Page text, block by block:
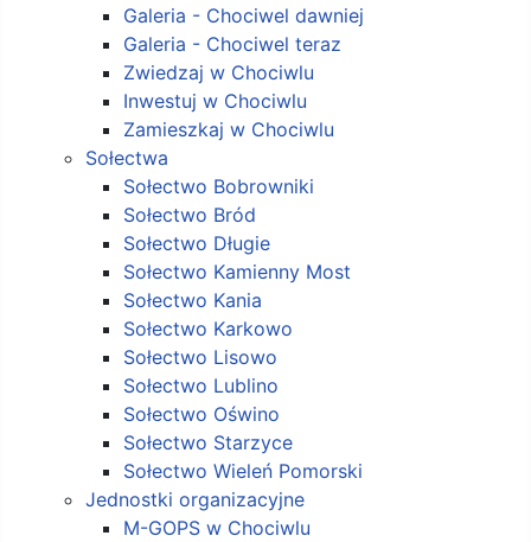
Galeria - Chociwel dawniej
Galeria - Chociwel teraz
Zwiedzaj w Chociwlu
Inwestuj w Chociwlu
Zamieszkaj w Chociwlu
Sołectwa
Sołectwo Bobrowniki
Sołectwo Bród
Sołectwo Długie
Sołectwo Kamienny Most
Sołectwo Kania
Sołectwo Karkowo
Sołectwo Lisowo
Sołectwo Lublino
Sołectwo Oświno
Sołectwo Starzyce
Sołectwo Wieleń Pomorski
Jednostki organizacyjne
M-GOPS w Chociwlu